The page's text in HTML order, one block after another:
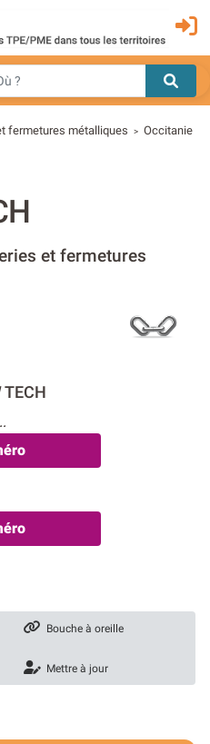
fermetures métalliques > Occitanie
et fermetures
Bouche à oreille
Mettre à jour